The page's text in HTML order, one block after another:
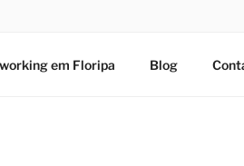
em Floripa Blog